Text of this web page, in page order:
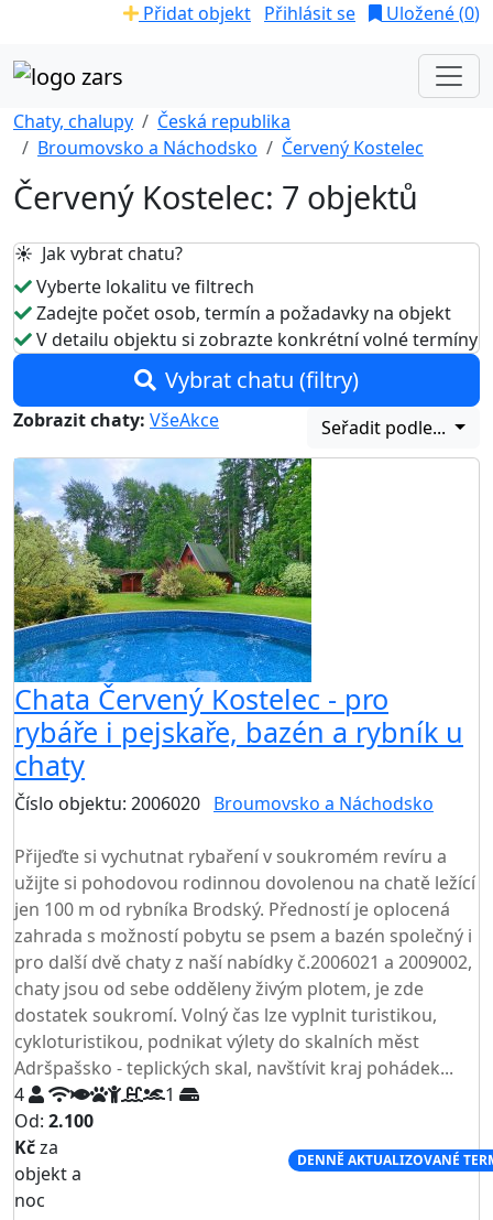
Přidat objekt Přihlásit se Uložené (0)
Chaty, chalupy
Česká republika
Broumovsko a Náchodsko
Červený Kostelec
Červený Kostelec: 7 objektů
☀️ Jak vybrat chatu?
Vyberte lokalitu ve filtrech
Zadejte počet osob, termín a požadavky na objekt
V detailu objektu si zobrazte konkrétní volné termíny
Vybrat chatu (filtry)
Zobrazit chaty: VšeAkce Seřadit podle...
Chata Červený Kostelec - pro
rybáře i pejskaře, bazén a rybník u
chaty
Číslo objektu: 2006020 Broumovsko a Náchodsko
Přijeďte si vychutnat rybaření v soukromém revíru a
užijte si pohodovou rodinnou dovolenou na chatě ležící
jen 100 m od rybníka Brodský. Předností je oplocená
zahrada s možností pobytu se psem a bazén společný i
pro další dvě chaty z naší nabídky č.2006021 a 2009002,
chaty jsou od sebe odděleny živým plotem, je zde
dostatek soukromí. Volný čas lze vyplnit turistikou,
cykloturistikou, podnikat výlety do skalních měst
Adršpašsko - teplických skal, navštívit kraj pohádek...
4
1
Od: 2.100
Kčza
objekt a
noc
DENNĚ AKTUALIZOVANÉ